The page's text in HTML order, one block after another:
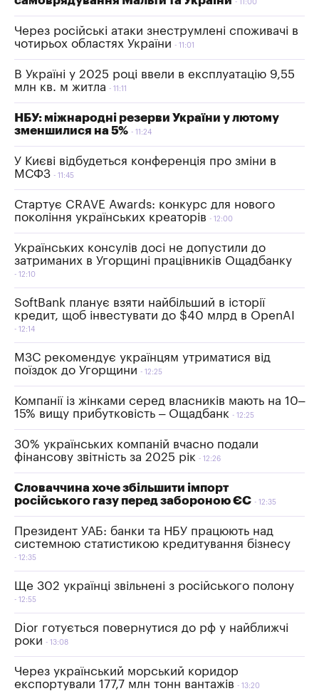
11:00
Через російські атаки знеструмлені споживачі в
чотирьох областях України
11:01
В Україні у 2025 році ввели в експлуатацію 9,55
млн кв. м житла
11:11
НБУ: міжнародні резерви України у лютому
зменшилися на 5%
11:24
У Києві відбудеться конференція про зміни в
МСФЗ
11:45
Стартує CRAVE Awards: конкурс для нового
покоління українських креаторів
12:00
Українських консулів досі не допустили до
затриманих в Угорщині працівників Ощадбанку
12:10
SoftBank планує взяти найбільший в історії
кредит, щоб інвестувати до $40 млрд в OpenAI
12:14
МЗС рекомендує українцям утриматися від
поїздок до Угорщини
12:25
Компанії із жінками серед власників мають на 10–
15% вищу прибутковість – Ощадбанк
12:25
30% українських компаній вчасно подали
фінансову звітність за 2025 рік
12:26
Словаччина хоче збільшити імпорт
російського газу перед забороною ЄС
12:35
Президент УАБ: банки та НБУ працюють над
системною статистикою кредитування бізнесу
12:35
Ще 302 українці звільнені з російського полону
12:55
Dior готується повернутися до рф у найближчі
роки
13:08
Через український морський коридор
експортували 177,7 млн тонн вантажів
13:20